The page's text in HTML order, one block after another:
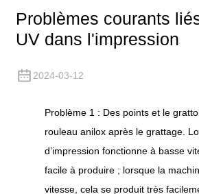
Problèmes courants
UV dans l'impression
2024-03-12
Problème 1 : Des points et le
rouleau anilox après le grattage.
d’impression fonctionne à basse
facile à produire ; lorsque la
vitesse, cela se produit très